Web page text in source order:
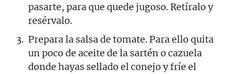
pasarte, para que quede jugoso. Retíralo y
resérvalo.
Prepara la salsa de tomate. Para ello quita
un poco de aceite de la sartén o cazuela
donde hayas sellado el conejo y fríe el